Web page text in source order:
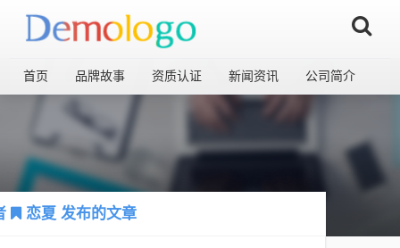
首页 品牌故事 资质认证 新闻资讯 公司简介
恋夏 发布的文章